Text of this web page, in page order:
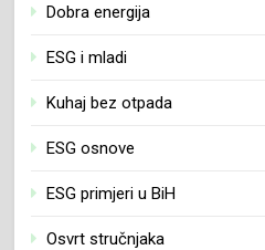
Dobra energija
ESG i mladi
Kuhaj bez otpada
ESG osnove
ESG primjeri u BiH
Osvrt stručnjaka